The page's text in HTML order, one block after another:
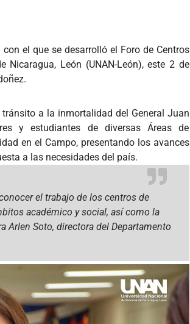
el que se desarrolló el Foro de Centros
León (UNAN-León), este 2 de
a la inmortalidad del General Juan
y estudiantes de diversas Áreas de
en el Campo, presentando los avances
a las necesidades del país.
el trabajo de los centros de
académico y social, así como la
Arlen Soto, directora del Departamento